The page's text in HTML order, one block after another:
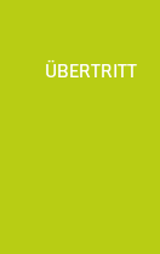
ÜBERTRITT